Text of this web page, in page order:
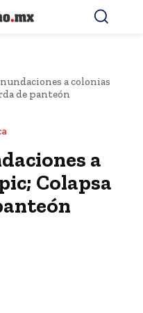
a colonias
de panteón
a
Colapsa